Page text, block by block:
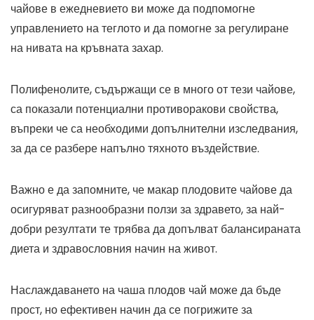
чайове в ежедневието ви може да подпомогне
управлението на теглото и да помогне за регулиране
на нивата на кръвната захар.
Полифенолите, съдържащи се в много от тези чайове,
са показали потенциални противоракови свойства,
въпреки че са необходими допълнителни изследвания,
за да се разбере напълно тяхното въздействие.
Важно е да запомните, че макар плодовите чайове да
осигуряват разнообразни ползи за здравето, за най-
добри резултати те трябва да допълват балансираната
диета и здравословния начин на живот.
Наслаждаването на чаша плодов чай може да бъде
прост, но ефективен начин да се погрижите за